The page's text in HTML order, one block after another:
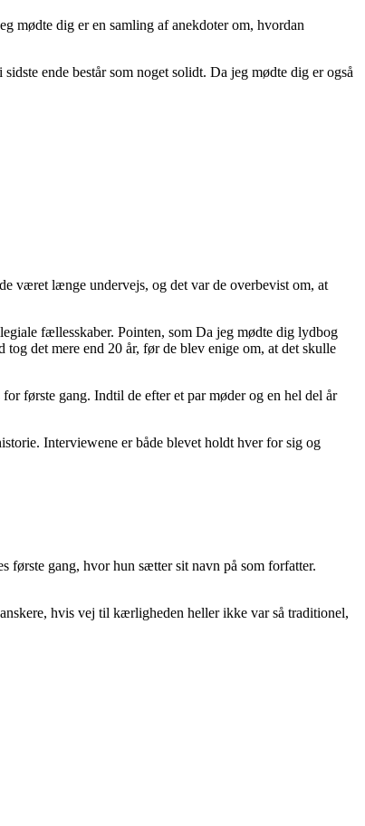
mødte dig er en samling af anekdoter om, hvordan
ende består som noget solidt. Da jeg mødte dig er også
været længe undervejs, og det var de overbevist om, at
fællesskaber. Pointen, som Da jeg mødte dig lydbog
det mere end 20 år, før de blev enige om, at det skulle
første gang. Indtil de efter et par møder og en hel del år
Interviewene er både blevet holdt hver for sig og
første gang, hvor hun sætter sit navn på som forfatter.
hvis vej til kærligheden heller ikke var så traditionel,